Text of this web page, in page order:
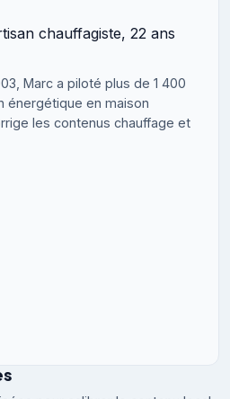
chauffagiste, 22 ans
Marc a piloté plus de 1 400
énergétique en maison
les contenus chauffage et